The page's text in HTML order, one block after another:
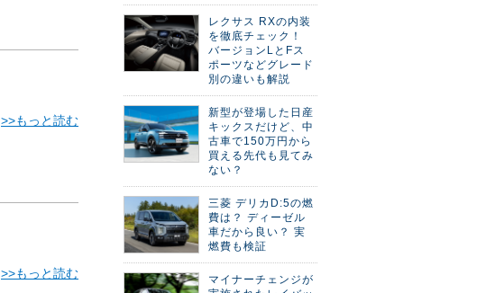
>>もっと読む
>>もっと読む
レクサス RXの内装
を徹底チェック！
バージョンLとFス
ポーツなどグレード
別の違いも解説
新型が登場した日産
キックスだけど、中
古車で150万円から
買える先代も見てみ
ない？
三菱 デリカD:5の燃
費は？ ディーゼル
車だから良い？ 実
燃費も検証
マイナーチェンジが